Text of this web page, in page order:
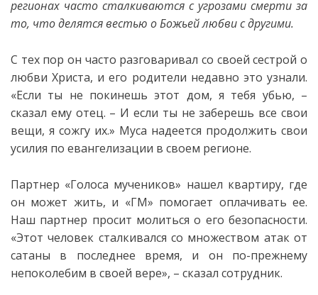
регионах часто сталкиваются с угрозами смерти за
то, что делятся вестью о Божьей любви с другими.
С тех пор он часто разговаривал со своей сестрой о
любви Христа, и его родители недавно это узнали.
«Если ты не покинешь этот дом, я тебя убью, –
сказал ему отец. – И если ты не заберешь все свои
вещи, я сожгу их.» Муса надеется продолжить свои
усилия по евангелизации в своем регионе.
Партнер «Голоса мучеников» нашел квартиру, где
он может жить, и «ГМ» помогает оплачивать ее.
Наш партнер просит молиться о его безопасности.
«Этот человек сталкивался со множеством атак от
сатаны в последнее время, и он по-прежнему
непоколебим в своей вере», – сказал сотрудник.